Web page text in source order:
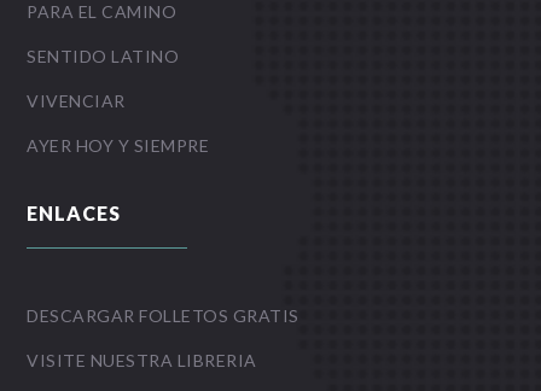
PARA EL CAMINO
SENTIDO LATINO
VIVENCIAR
AYER HOY Y SIEMPRE
ENLACES
DESCARGAR FOLLETOS GRATIS
VISITE NUESTRA LIBRERIA